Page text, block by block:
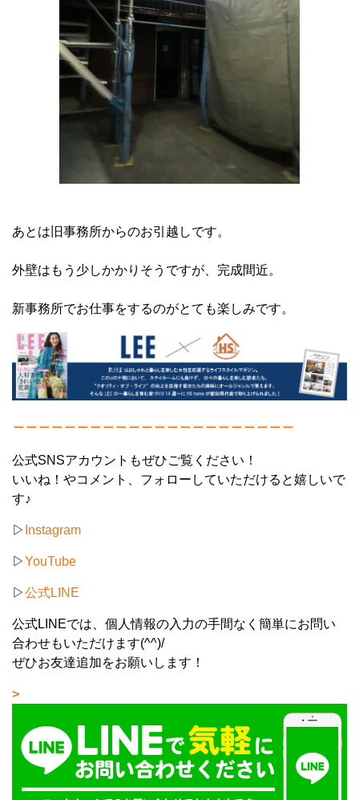
あとは旧事務所からのお引越しです。
外壁はもう少しかかりそうですが、完成間近。
新事務所でお仕事をするのがとても楽しみです。
公式SNSアカウントもぜひご覧ください！
いいね！やコメント、フォローしていただけると嬉しいで
す♪
▷ Instagram
▷YouTube
▷公式LINE
公式LINEでは、個人情報の入力の手間なく簡単にお問い
合わせもいただけます(^^)/
ぜひお友達追加をお願いします！